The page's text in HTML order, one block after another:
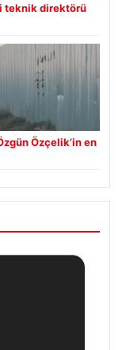
teknik direktörü
Özçelik’in en